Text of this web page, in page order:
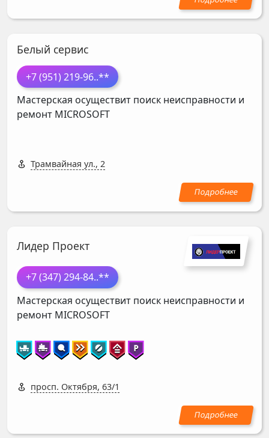
Белый сервис
+7 (951) 219-96..**
Мастерская осуществит поиск неисправности и
ремонт MICROSOFT
Трамвайная ул., 2
Лидер Проект
+7 (347) 294-84..**
Мастерская осуществит поиск неисправности и
ремонт MICROSOFT
просп. Октября, 63/1